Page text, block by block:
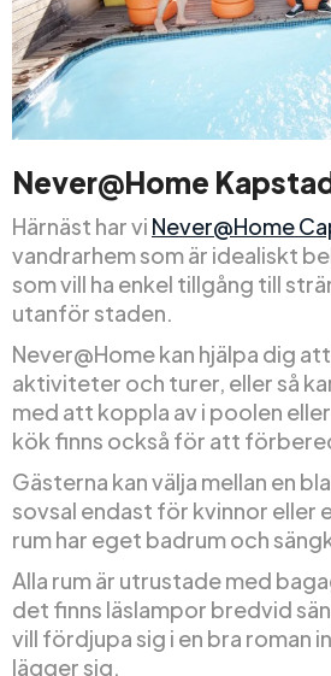
Never@Home
Härnäst har vi Never@Home
vandrarhem som är idealiskt
som vill ha enkel tillgång till
utanför staden.
Never@Home kan hjälpa dig
aktiviteter och turer, eller så
med att koppla av i poolen
kök finns också för att
Gästerna kan välja mellan en
sovsal endast för kvinnor eller
rum har eget badrum och
Alla rum är utrustade med
det finns läslampor bredvid
vill fördjupa sig i en bra roman
lägger sig.